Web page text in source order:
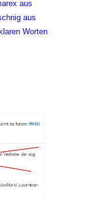
aus
aus
Worten